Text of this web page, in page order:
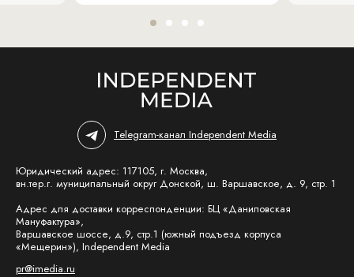
Telegram-канал Independent Media
Юридический адрес: 117105, г. Москва,
вн.тер.г. муниципальный округ Донской, ш. Варшавское, д. 9, стр. 1
Адрес для доставки корреспонденции: БЦ «Даниловская
Мануфактура»,
Варшавское шоссе, д.9, стр.1 (южный подъезд корпуса
«Мещерин»), Independent Media
pr@imedia.ru